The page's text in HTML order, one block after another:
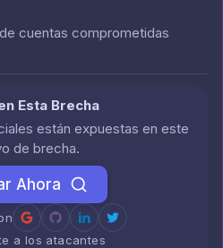
cuentas comprometidas
Esta Brecha
están expuestas en este
de brecha.
Ahora
a los atacantes